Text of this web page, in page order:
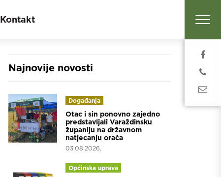
Kontakt
Najnovije novosti
Događanja
Otac i sin ponovno zajedno
predstavljali Varaždinsku
županiju na državnom
natjecanju orača
03.08.2026.
Općinska uprava